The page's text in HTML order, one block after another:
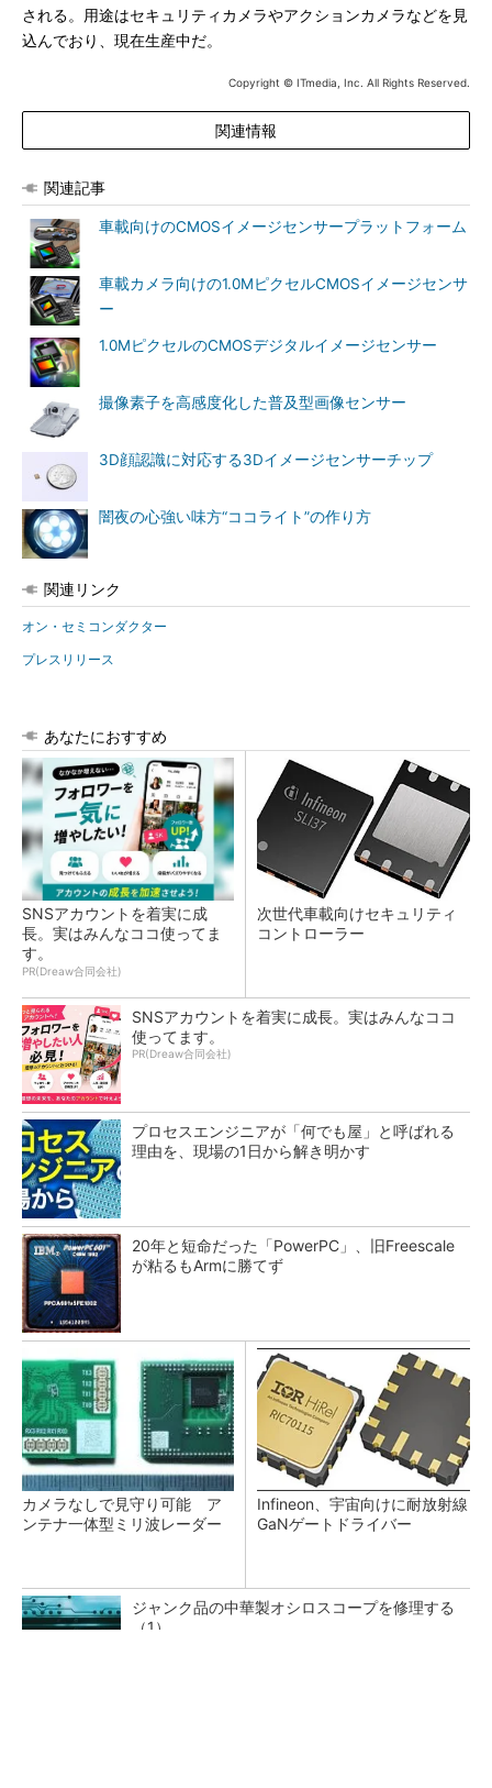
される。用途はセキュリティカメラやアクションカメラなどを見
込んでおり、現在生産中だ。
Copyright © ITmedia, Inc. All Rights Reserved.
関連情報
関連記事
車載向けのCMOSイメージセンサープラットフォーム
車載カメラ向けの1.0MピクセルCMOSイメージセンサ
ー
1.0MピクセルのCMOSデジタルイメージセンサー
撮像素子を高感度化した普及型画像センサー
3D顔認識に対応する3Dイメージセンサーチップ
闇夜の心強い味方“ココライト”の作り方
関連リンク
オン・セミコンダクター
プレスリリース
あなたにおすすめ
SNSアカウントを着実に成
長。実はみんなココ使ってま
す。
PR(Dreaw合同会社)
次世代車載向けセキュリティ
コントローラー
SNSアカウントを着実に成長。実はみんなココ
使ってます。
PR(Dreaw合同会社)
プロセスエンジニアが「何でも屋」と呼ばれる
理由を、現場の1日から解き明かす
20年と短命だった「PowerPC」、旧Freescale
が粘るもArmに勝てず
カメラなしで見守り可能 ア
ンテナ一体型ミリ波レーダー
Infineon、宇宙向けに耐放射線
GaNゲートドライバー
ジャンク品の中華製オシロスコープを修理する
（1）